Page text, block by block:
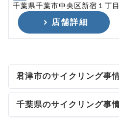
千葉県千葉市中央区新宿１丁
店舗詳細
君津市のサイクリング事
千葉県のサイクリング事